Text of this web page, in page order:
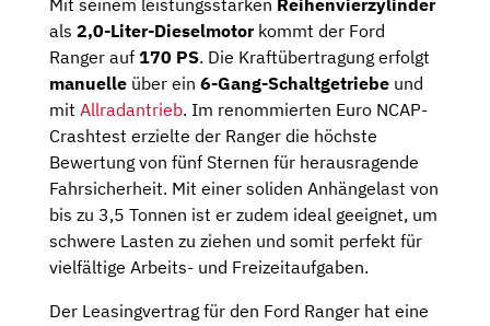
Mit seinem leistungsstarken Reihenvierzylinder
als 2,0-Liter-Dieselmotorkommt der Ford
Ranger auf 170 PS. Die Kraftübertragung erfolgt
manuelle über ein 6-Gang-Schaltgetriebe und
mit Allradantrieb. Im renommierten Euro NCAP-
Crashtest erzielte der Ranger die höchste
Bewertung von fünf Sternen für herausragende
Fahrsicherheit. Mit einer soliden Anhängelast von
bis zu 3,5 Tonnen ist er zudem ideal geeignet, um
schwere Lasten zu ziehen und somit perfekt für
vielfältige Arbeits- und Freizeitaufgaben.
Der Leasingvertrag für den Ford Ranger hat eine